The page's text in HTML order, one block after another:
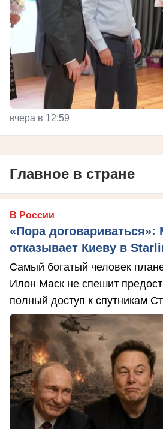
вчера в 12:59
Главное в стране
В России
«Пора договариваться»:
отказывает Киеву в
Самый богатый человек
Илон Маск не спешит
полный доступ к спутникам